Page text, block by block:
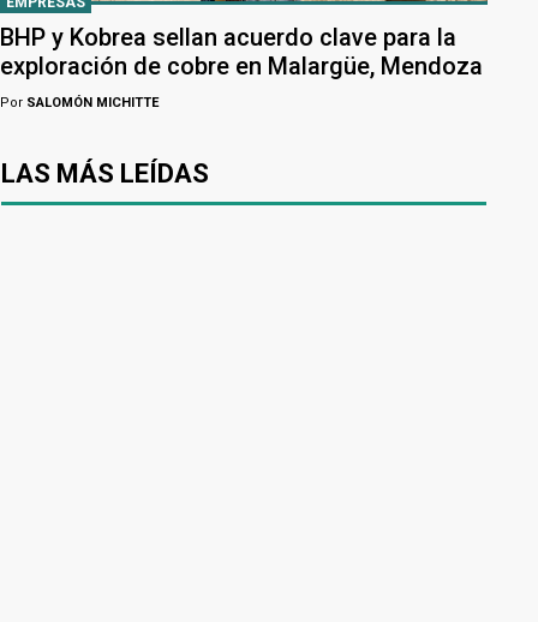
BHP y Kobrea sellan acuerdo clave para la
exploración de cobre en Malargüe, Mendoza
Por SALOMÓN MICHITTE
LAS MÁS LEÍDAS